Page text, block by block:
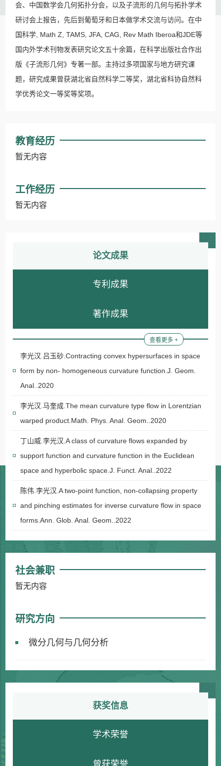
会、中国数学会几何拓扑分会，以及子流形的几何与拓扑学术
研讨会上报告，先后到葡萄牙和日本做学术交流与访问。在中
国科学, Math Z, TAMS, JFA, CAG, Rev Math Iberoa和JDE等
国内外学术刊物发表研究论文五十余篇，在科学出版社合作出
版《子流形几何》专著一部。主持过多项国家与地方研究课
题，研究成果曾获湖北省自然科学二等奖，湖北省科协自然科
学优秀论文一等奖等奖项。
教育经历
暂无内容
工作经历
暂无内容
论文成果
专利成果
著作成果
查看更多 +
李光汉.吕玉砂.Contracting convex hypersurfaces in space
form by non- homogeneous curvature function.J. Geom.
Anal..2020
李光汉.马奎成.The mean curvature type flow in Lorentzian
warped product.Math. Phys. Anal. Geom..2020
丁山威.李光汉.A class of curvature flows expanded by
support function and curvature function in the Euclidean
space and hyperbolic space.J. Funct. Anal..2022
陈伟.李光汉.A two-point function, non-collapsing property
and pinching estimates for inverse curvature flow in space
forms.Ann. Glob. Anal. Geom..2022
社会兼职
暂无内容
研究方向
微分几何与几何分析
获奖信息
学术荣誉
曾获荣誉